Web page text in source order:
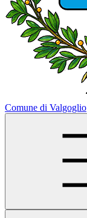
Comune di Valgoglio